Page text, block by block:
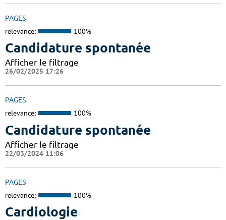
PAGES
relevance: 100%
Candidature spontanée
Afficher le filtrage
26/02/2025 17:26
PAGES
relevance: 100%
Candidature spontanée
Afficher le filtrage
22/03/2024 11:06
PAGES
relevance: 100%
Cardiologie